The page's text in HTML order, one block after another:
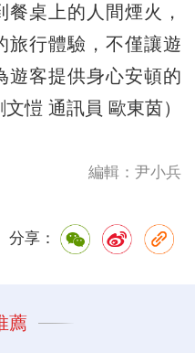
桌上的人間煙火，
旅行體驗，不僅讓遊
遊客提供身心安頓的
愷 通訊員 歐東茵）
編輯：尹小兵
分享：
薦